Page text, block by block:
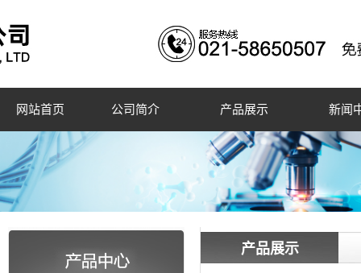
网站首页 公司简介 产品展示 新闻
产品展示